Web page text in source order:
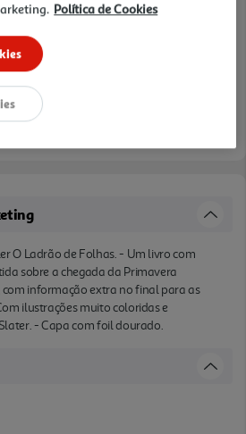
O Ladrão de Folhas. - Um livro com
sobre a chegada da Primavera
com informação extra no final para as
ilustrações muito coloridas e
- Capa com foil dourado.
Política de Cookies